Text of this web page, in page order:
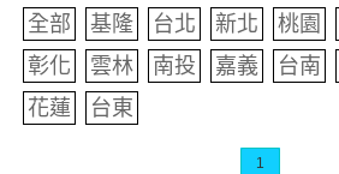
全部 基隆 台北 新北 桃園
彰化
雲林 南投 嘉義 台南
花蓮
台東
1